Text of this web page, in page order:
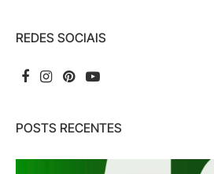
REDES SOCIAIS
POSTS RECENTES